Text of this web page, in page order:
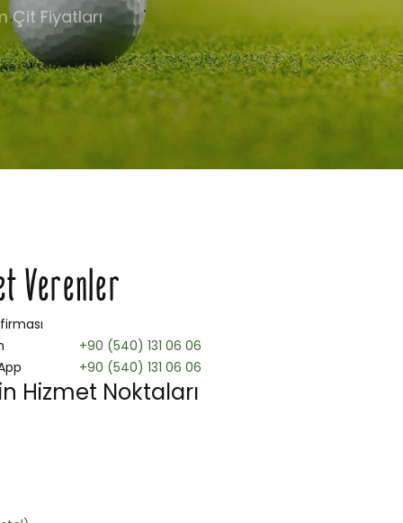
Çit Fiyatları
Verenler
+90 (540) 131 06 06
+90 (540) 131 06 06
Hizmet Noktaları